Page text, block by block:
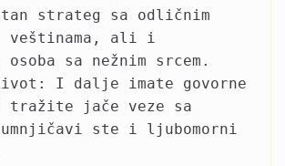
strateg sa odličnim
veštinama, ali i
osoba sa nežnim srcem.
I dalje imate govorne
jače veze sa
ste i ljubomorni